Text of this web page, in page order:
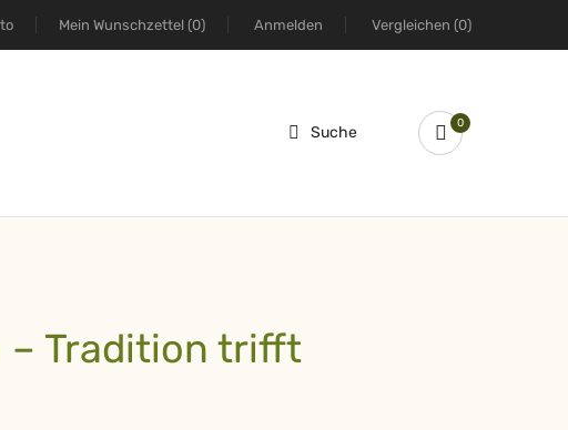
Mein Wunschzettel (0) Anmelden Vergleichen (0)
Suche 0
– Tradition trifft